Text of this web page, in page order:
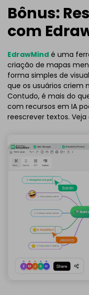
Bônus:
com
EdrawMind é uma
criação de mapas
forma simples de
que os usuários criem
Contudo, é mais do
com recursos em IA
reescrever textos.